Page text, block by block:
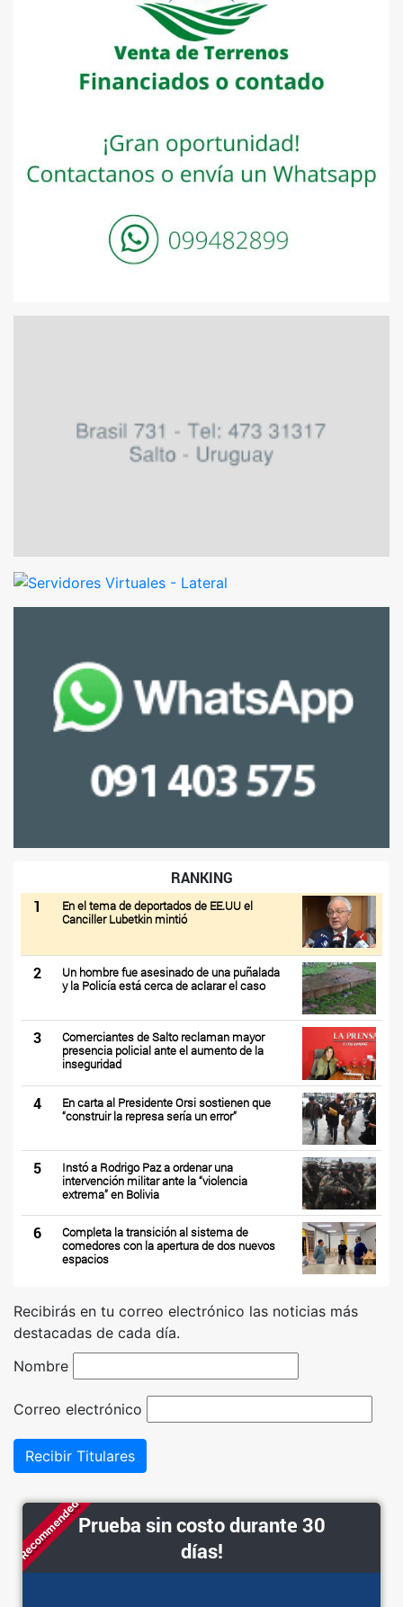
RANKING
1
En el tema de deportados de EE.UU el
Canciller Lubetkin mintió
2
Un hombre fue asesinado de una puñalada
y la Policía está cerca de aclarar el caso
3
Comerciantes de Salto reclaman mayor
presencia policial ante el aumento de la
inseguridad
4
En carta al Presidente Orsi sostienen que
“construir la represa sería un error”
5
Instó a Rodrigo Paz a ordenar una
intervención militar ante la “violencia
extrema” en Bolivia
6
Completa la transición al sistema de
comedores con la apertura de dos nuevos
espacios
Recibirás en tu correo electrónico las noticias más
destacadas de cada día.
Nombre
Correo electrónico
Recibir Titulares
RecommendedPrueba sin costo durante 30
días!